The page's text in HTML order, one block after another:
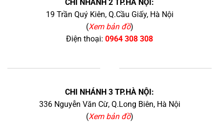
CHI NHÁNH 2 TP.HÀ NỘI:
19 Trần Quý Kiên, Q.Cầu Giấy, Hà Nội
(Xem bản đồ)
Điện thoại: 0964 308 308
CHI NHÁNH 3 TP.HÀ NỘI:
336 Nguyễn Văn Cừ, Q.Long Biên, Hà Nội
(Xem bản đồ)